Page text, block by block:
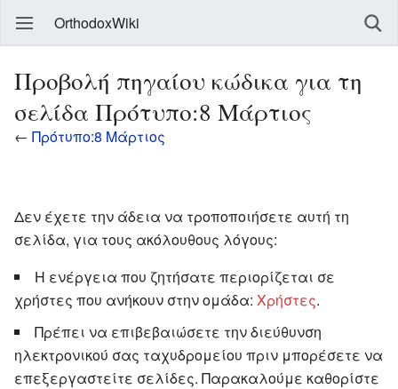
OrthodoxWiki
Προβολή πηγαίου κώδικα για τη
σελίδα Πρότυπο:8 Μάρτιος
← Πρότυπο:8 Μάρτιος
Δεν έχετε την άδεια να τροποποιήσετε αυτή τη
σελίδα, για τους ακόλουθους λόγους:
Η ενέργεια που ζητήσατε περιορίζεται σε
χρήστες που ανήκουν στην ομάδα: Χρήστες.
Πρέπει να επιβεβαιώσετε την διεύθυνση
ηλεκτρονικού σας ταχυδρομείου πριν μπορέσετε να
επεξεργαστείτε σελίδες. Παρακαλούμε καθορίστε